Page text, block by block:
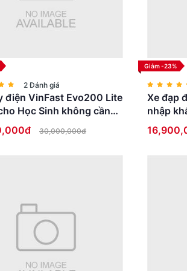
2 Đánh giá
điện VinFast Evo200 Lite
Học Sinh không cần
30,000,000đ
Giảm -23%
Xe đạp
nhập
thấp an